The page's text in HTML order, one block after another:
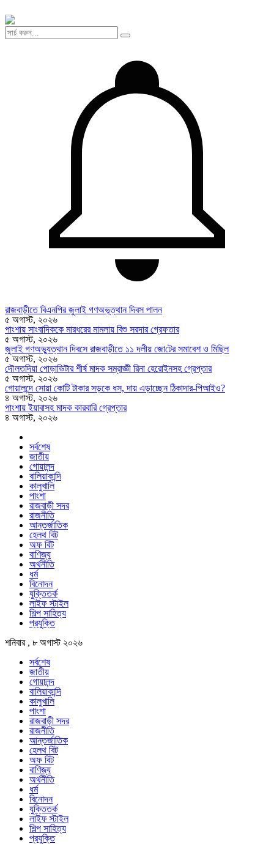
রাজবাড়ীতে বিএন‌পির জুলাই গণঅভূত্থান দিবস পালন
৫ অগাস্ট, ২০২৬
পাংশায় সাংবাদিককে মারধরের মামলায় বিশু সরদার গ্রেফতার
৫ অগাস্ট, ২০২৬
জুলাই গণঅভ্যুত্থান দিবসে রাজবাড়ীতে ১১ দলীয় জো‌টের সমাবেশ ও মি‌ছিল
৫ অগাস্ট, ২০২৬
দৌলতদিয়া পোড়াভিটার শীর্ষ মাদক সম্রাজ্ঞী রিনা হেরোইনসহ গ্রেপ্তার
৫ অগাস্ট, ২০২৬
গোয়ালন্দে সোয়া কোটি টাকার সড়কে ধস, দায় এড়াচ্ছেন ঠিকাদার-পিআইও?
৪ অগাস্ট, ২০২৬
পাংশায় ইয়াবাসহ মাদক কারবারি গ্রেপ্তার
৪ অগাস্ট, ২০২৬
সর্বশেষ
জাতীয়
গোয়ালন্দ
বালিয়াকান্দি
কালুখালি
পাংশা
রাজবাড়ী সদর
রাজনীতি
আন্তর্জাতিক
হেলথ বিট
অফ বিট
বাণিজ্য
অর্থনীতি
ধর্ম
বিনোদন
যুক্তিতর্ক
লাইফ স্টাইল
শিল্প সাহিত্য
প্রযুক্তি
শনিবার , ৮ অগাস্ট ২০২৬
সর্বশেষ
জাতীয়
গোয়ালন্দ
বালিয়াকান্দি
কালুখালি
পাংশা
রাজবাড়ী সদর
রাজনীতি
আন্তর্জাতিক
হেলথ বিট
অফ বিট
বাণিজ্য
অর্থনীতি
ধর্ম
বিনোদন
যুক্তিতর্ক
লাইফ স্টাইল
শিল্প সাহিত্য
প্রযুক্তি